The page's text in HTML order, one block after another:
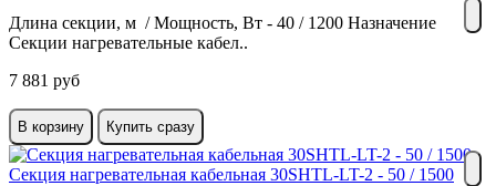
Длина секции, м / Мощность, Вт - 40 / 1200 Назначение
Секции нагревательные кабел..
7 881 руб
В корзину Купить сразу
Секция нагревательная кабельная 30SHTL-LT-2 - 50 / 1500